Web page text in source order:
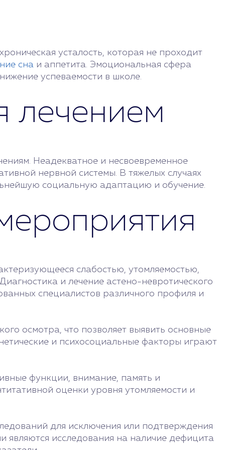
усталость, которая не проходит
сна и аппетита. Эмоциональная сфера
успеваемости в школе.
лечением
Неадекватное и несвоевременное
нервной системы. В тяжелых случаях
социальную адаптацию и обучение.
слабостью, утомляемостью,
и лечение астено-невротического
специалистов различного профиля и
осмотра, что позволяет выявить основные
и психосоциальные факторы играют
функции, внимание, память и
оценки уровня утомляемости и
для исключения или подтверждения
являются исследования на наличие дефицита